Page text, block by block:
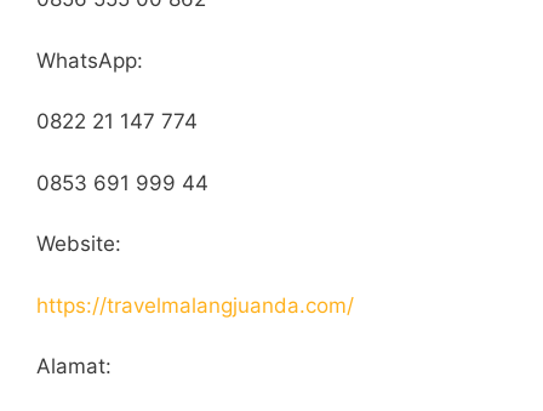
WhatsApp:
0822 21 147 774
0853 691 999 44
Website:
https://travelmalangjuanda.com/
Alamat: